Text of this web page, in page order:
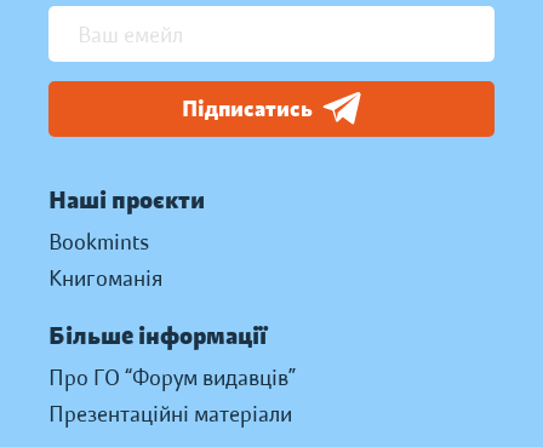
Підписатись
Наші проєкти
Bookmints
Книгоманія
Більше інформації
Про ГО “Форум видавців”
Презентаційні матеріали